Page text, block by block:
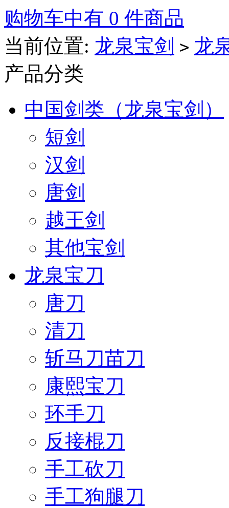
购物车中有 0 件商品
当前位置: 龙泉宝剑 > 龙
产品分类
中国剑类（龙泉宝剑）
短剑
汉剑
唐剑
越王剑
其他宝剑
龙泉宝刀
唐刀
清刀
斩马刀苗刀
康熙宝刀
环手刀
反接棍刀
手工砍刀
手工狗腿刀